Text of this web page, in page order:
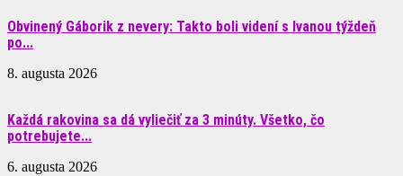
Obvinený Gáborik z nevery: Takto boli videní s Ivanou týždeň
po...
8. augusta 2026
Každá rakovina sa dá vyliečiť za 3 minúty. Všetko, čo
potrebujete...
6. augusta 2026